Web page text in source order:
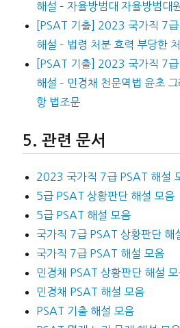
해설 – 자율방범대 자율방범대
[PSAT 기출] 2023 국가직 7
해설 – 법령 처분 효력 부당한
[PSAT 기출] 2023 국가직 7
해설 – 민경채 천문역법 윤초
항 법조문
관련 문서
2023 국가직 7급 PSAT 해설
5급 PSAT 상황판단 해설 모음
5급 PSAT 해설 모음
국가직 7급 PSAT 상황판단 해
국가직 7급 PSAT 해설 모음
민경채 PSAT 상황판단 해설 모
민경채 PSAT 해설 모음
PSAT 기출 해설 모음